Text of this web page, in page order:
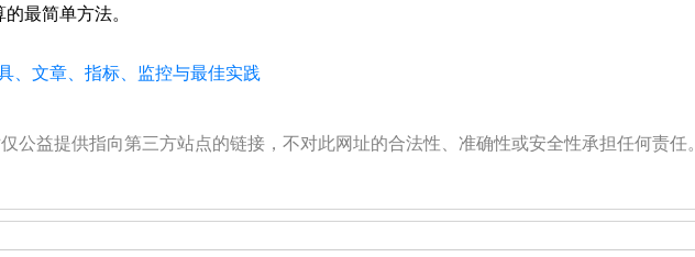
最简单方法。
、文章、指标、监控与最佳实践
公益提供指向第三方站点的链接，不对此网址的合法性、准确性或安全性承担任何责任。